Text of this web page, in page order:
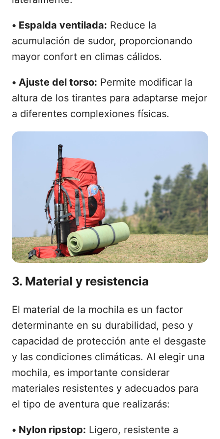
• Espalda ventilada: Reduce la
acumulación de sudor, proporcionando
mayor confort en climas cálidos.
• Ajuste del torso: Permite modificar la
altura de los tirantes para adaptarse mejor
a diferentes complexiones físicas.
3. Material y resistencia
El material de la mochila es un factor
determinante en su durabilidad, peso y
capacidad de protección ante el desgaste
y las condiciones climáticas. Al elegir una
mochila, es importante considerar
materiales resistentes y adecuados para
el tipo de aventura que realizarás:
• Nylon ripstop: Ligero, resistente a